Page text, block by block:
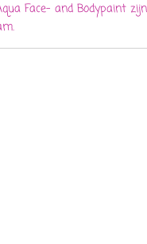
Face- and Bodypaint